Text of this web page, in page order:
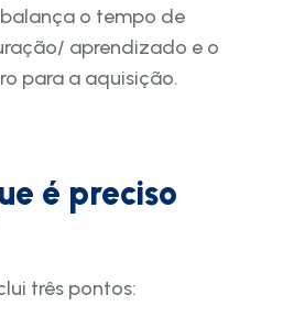
o tempo de
aprendizado e o
para a aquisição.
é preciso
três pontos: